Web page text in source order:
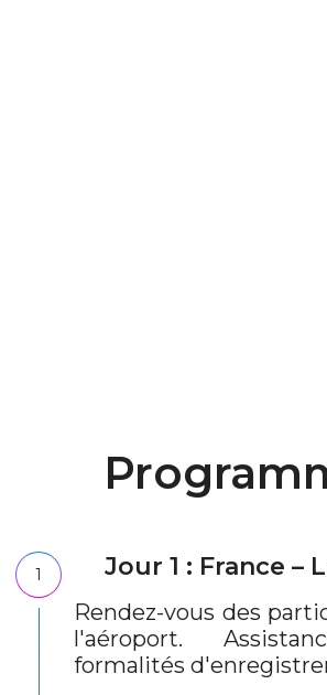
1 Jour 1 : France –
Rendez-vous des
l'aéroport.
formalités